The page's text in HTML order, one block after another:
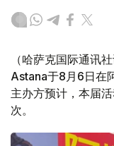
（哈萨克国际通讯
Astana于8月6日在
主办方预计，本届
次。